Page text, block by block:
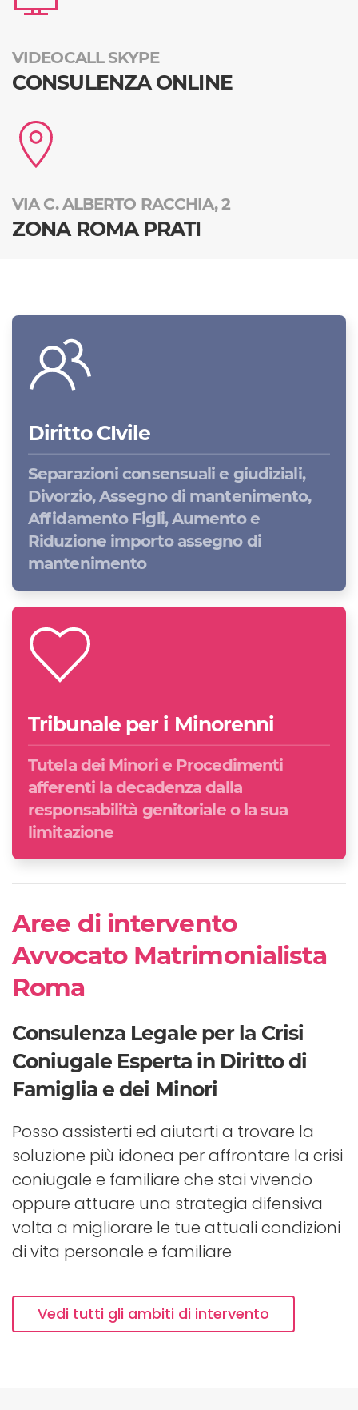
VIDEOCALL SKYPE
CONSULENZA ONLINE
VIA C. ALBERTO RACCHIA, 2
ZONA ROMA PRATI
Diritto CIvile
Separazioni consensuali e giudiziali,
Divorzio, Assegno di mantenimento,
Affidamento Figli, Aumento e
Riduzione importo assegno di
mantenimento
Tribunale per i Minorenni
Tutela dei Minori e Procedimenti
afferenti la decadenza dalla
responsabilità genitoriale o la sua
limitazione
Aree di intervento
Avvocato Matrimonialista
Roma
Consulenza Legale per la Crisi
Coniugale Esperta in Diritto di
Famiglia e dei Minori
Posso assisterti ed aiutarti a trovare la
soluzione più idonea per affrontare la crisi
coniugale e familiare che stai vivendo
oppure attuare una strategia difensiva
volta a migliorare le tue attuali condizioni
di vita personale e familiare
Vedi tutti gli ambiti di intervento